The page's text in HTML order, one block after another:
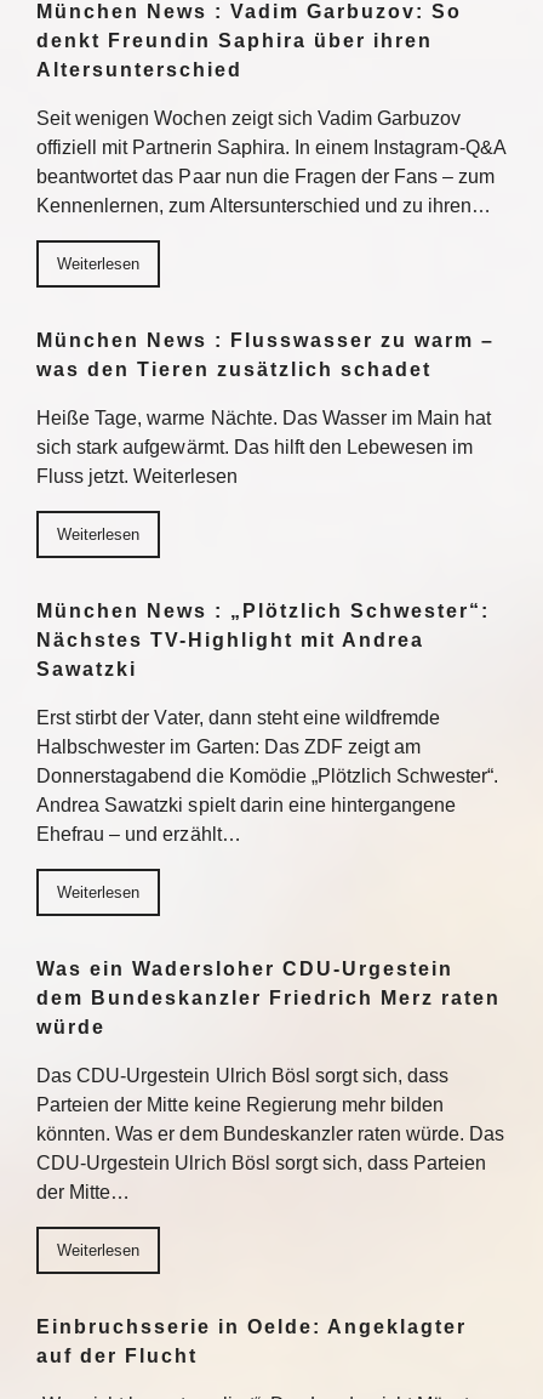
München News : Vadim Garbuzov: So
denkt Freundin Saphira über ihren
Altersunterschied
Seit wenigen Wochen zeigt sich Vadim Garbuzov
offiziell mit Partnerin Saphira. In einem Instagram-Q&A
beantwortet das Paar nun die Fragen der Fans – zum
Kennenlernen, zum Altersunterschied und zu ihren…
Weiterlesen
München News : Flusswasser zu warm –
was den Tieren zusätzlich schadet
Heiße Tage, warme Nächte. Das Wasser im Main hat
sich stark aufgewärmt. Das hilft den Lebewesen im
Fluss jetzt. Weiterlesen
Weiterlesen
München News : „Plötzlich Schwester“:
Nächstes TV-Highlight mit Andrea
Sawatzki
Erst stirbt der Vater, dann steht eine wildfremde
Halbschwester im Garten: Das ZDF zeigt am
Donnerstagabend die Komödie „Plötzlich Schwester“.
Andrea Sawatzki spielt darin eine hintergangene
Ehefrau – und erzählt…
Weiterlesen
Was ein Wadersloher CDU-Urgestein
dem Bundeskanzler Friedrich Merz raten
würde
Das CDU-Urgestein Ulrich Bösl sorgt sich, dass
Parteien der Mitte keine Regierung mehr bilden
könnten. Was er dem Bundeskanzler raten würde. Das
CDU-Urgestein Ulrich Bösl sorgt sich, dass Parteien
der Mitte…
Weiterlesen
Einbruchsserie in Oelde: Angeklagter
auf der Flucht